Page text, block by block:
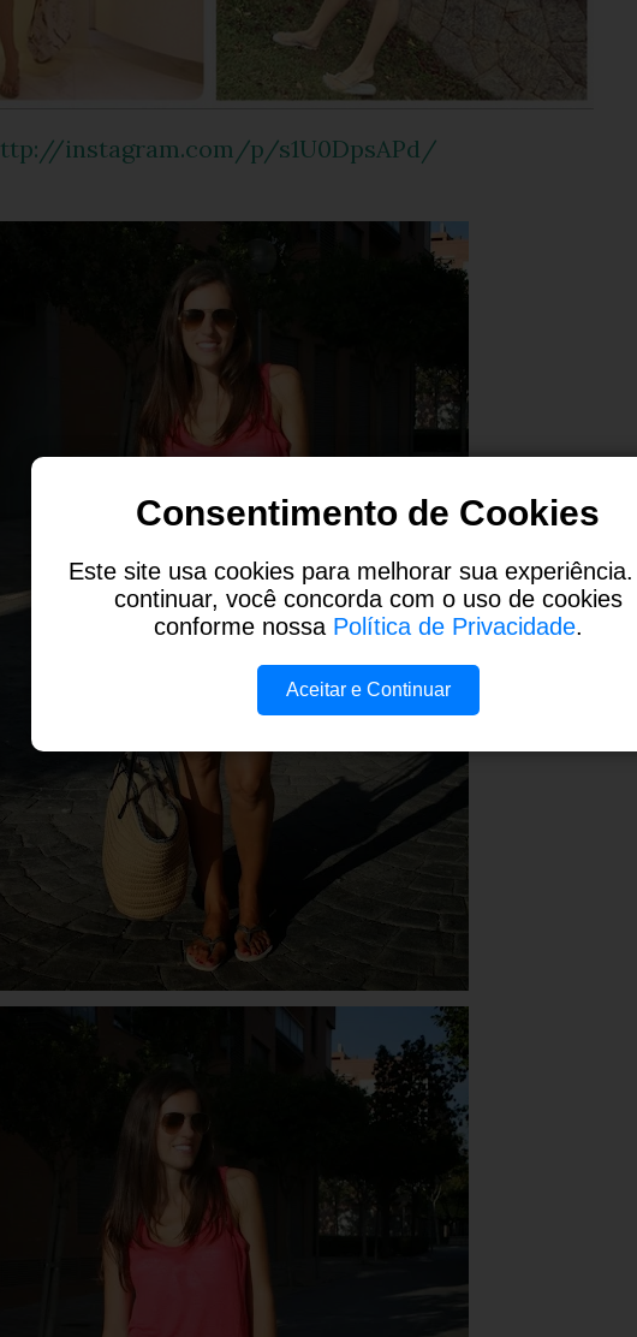
http://instagram.com/p/s1U0DpsAPd/
Consentimento de Cookies
Este site usa cookies para melhorar sua experiência.
continuar, você concorda com o uso de cookies
conforme nossa Política de Privacidade.
Aceitar e Continuar